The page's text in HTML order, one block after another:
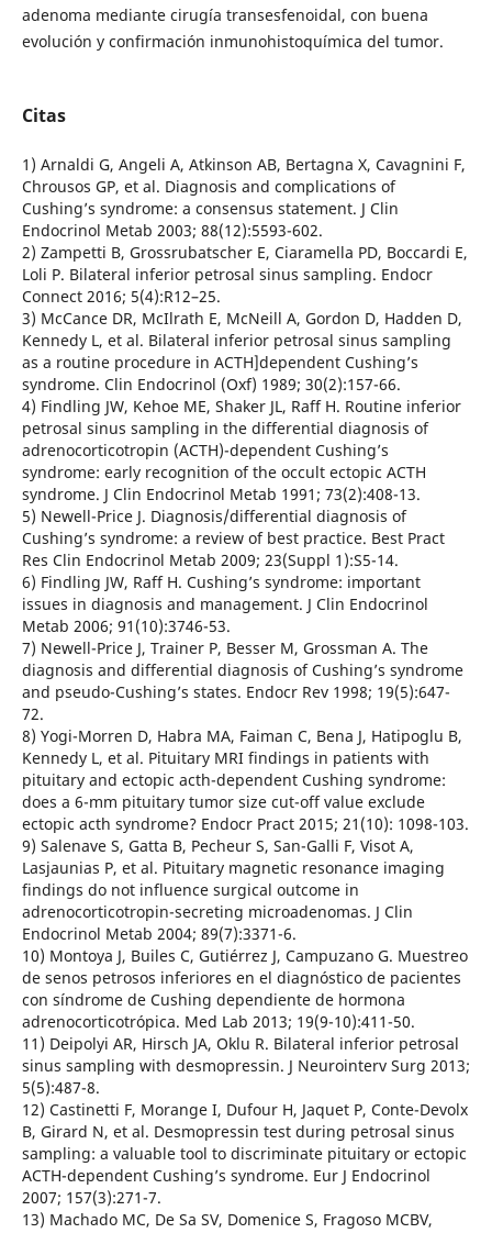
adenoma mediante cirugía transesfenoidal, con buena
evolución y confirmación inmunohistoquímica del tumor.
Citas
1) Arnaldi G, Angeli A, Atkinson AB, Bertagna X, Cavagnini F,
Chrousos GP, et al. Diagnosis and complications of
Cushing’s syndrome: a consensus statement. J Clin
Endocrinol Metab 2003; 88(12):5593-602.
2) Zampetti B, Grossrubatscher E, Ciaramella PD, Boccardi E,
Loli P. Bilateral inferior petrosal sinus sampling. Endocr
Connect 2016; 5(4):R12–25.
3) McCance DR, McIlrath E, McNeill A, Gordon D, Hadden D,
Kennedy L, et al. Bilateral inferior petrosal sinus sampling
as a routine procedure in ACTH]dependent Cushing’s
syndrome. Clin Endocrinol (Oxf) 1989; 30(2):157-66.
4) Findling JW, Kehoe ME, Shaker JL, Raff H. Routine inferior
petrosal sinus sampling in the differential diagnosis of
adrenocorticotropin (ACTH)-dependent Cushing’s
syndrome: early recognition of the occult ectopic ACTH
syndrome. J Clin Endocrinol Metab 1991; 73(2):408-13.
5) Newell-Price J. Diagnosis/differential diagnosis of
Cushing’s syndrome: a review of best practice. Best Pract
Res Clin Endocrinol Metab 2009; 23(Suppl 1):S5-14.
6) Findling JW, Raff H. Cushing’s syndrome: important
issues in diagnosis and management. J Clin Endocrinol
Metab 2006; 91(10):3746-53.
7) Newell-Price J, Trainer P, Besser M, Grossman A. The
diagnosis and differential diagnosis of Cushing’s syndrome
and pseudo-Cushing’s states. Endocr Rev 1998; 19(5):647-
72.
8) Yogi-Morren D, Habra MA, Faiman C, Bena J, Hatipoglu B,
Kennedy L, et al. Pituitary MRI findings in patients with
pituitary and ectopic acth-dependent Cushing syndrome:
does a 6-mm pituitary tumor size cut-off value exclude
ectopic acth syndrome? Endocr Pract 2015; 21(10): 1098-103.
9) Salenave S, Gatta B, Pecheur S, San-Galli F, Visot A,
Lasjaunias P, et al. Pituitary magnetic resonance imaging
findings do not influence surgical outcome in
adrenocorticotropin-secreting microadenomas. J Clin
Endocrinol Metab 2004; 89(7):3371-6.
10) Montoya J, Builes C, Gutiérrez J, Campuzano G. Muestreo
de senos petrosos inferiores en el diagnóstico de pacientes
con síndrome de Cushing dependiente de hormona
adrenocorticotrópica. Med Lab 2013; 19(9-10):411-50.
11) Deipolyi AR, Hirsch JA, Oklu R. Bilateral inferior petrosal
sinus sampling with desmopressin. J Neurointerv Surg 2013;
5(5):487-8.
12) Castinetti F, Morange I, Dufour H, Jaquet P, Conte-Devolx
B, Girard N, et al. Desmopressin test during petrosal sinus
sampling: a valuable tool to discriminate pituitary or ectopic
ACTH-dependent Cushing’s syndrome. Eur J Endocrinol
2007; 157(3):271-7.
13) Machado MC, De Sa SV, Domenice S, Fragoso MCBV,